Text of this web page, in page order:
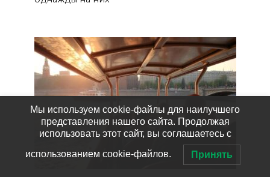
Мы используем cookie-файлы для наилучшего
представления нашего сайта. Продолжая
использовать этот сайт, вы соглашаетесь с
использованием cookie-файлов. Принять